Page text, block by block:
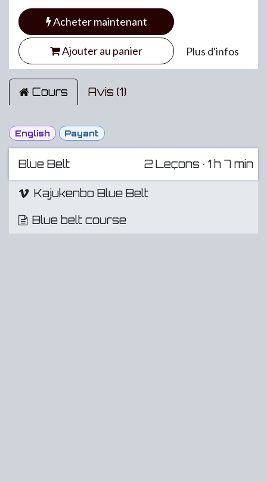
Acheter maintenant
Ajouter au panier Plus d'infos
Cours Avis (1)
English Payant
Blue Belt 2Leçons · 1 h 7 min
Kajukenbo Blue Belt
Blue belt course